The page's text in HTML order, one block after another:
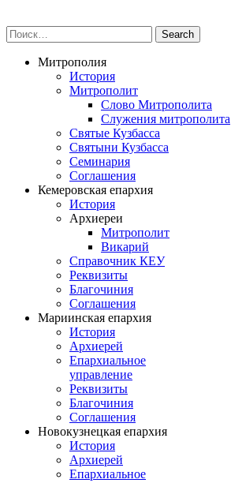
Митрополия
История
Митрополит
Слово Митрополита
Служения митрополита
Святые Кузбасса
Святыни Кузбасса
Семинария
Соглашения
Кемеровская епархия
История
Архиереи
Митрополит
Викарий
Справочник КЕУ
Реквизиты
Благочиния
Соглашения
Мариинская епархия
История
Архиерей
Епархиальное
управление
Реквизиты
Благочиния
Соглашения
Новокузнецкая епархия
История
Архиерей
Епархиальное